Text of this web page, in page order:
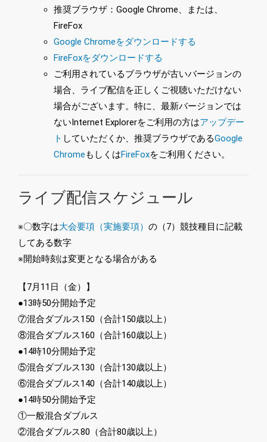
推奨ブラウザ：Google Chrome、または、
FireFox
Google Chromeをダウンロードする
FireFoxをダウンロードする
ご利用されているブラウザが古いバージョンの
場合、ライブ配信を正しくご視聴いただけない
場合がございます。特に、最新バージョンでは
ないInternet Explorerをご利用の方はアップデー
ト していただくか、推奨ブラウザであるGoogle
ChromeもしくはFireFoxをご利用ください。
ライブ配信スケジュール
※〇数字は大会要項（実施要項） の（7）競技種目に記載
してある数字
※開始時刻は変更となる場合がある
【7月11日（金）】
●13時50分開始予定
⑦混合ダブルス150（合計150歳以上）
⑧混合ダブルス160（合計160歳以上）
●14時10分開始予定
⑤混合ダブルス130（合計130歳以上）
⑥混合ダブルス140（合計140歳以上）
●14時50分開始予定
①一般混合ダブルス
②混合ダブルス80（合計80歳以上）